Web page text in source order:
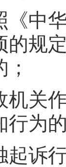
中华
的规
关作
行为
诉行